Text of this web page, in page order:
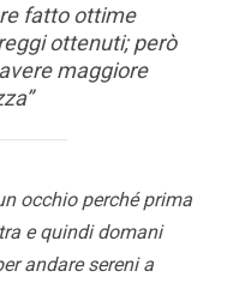
fatto ottime
ottenuti; però
maggiore
occhio perché prima
e quindi domani
andare sereni a